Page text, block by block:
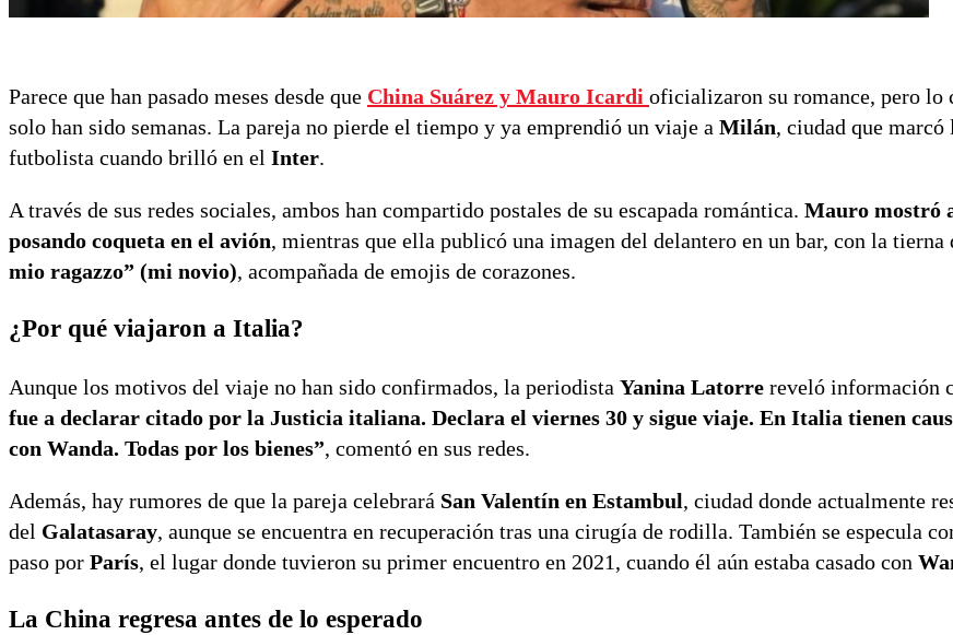
Parece que han pasado meses desde que China Suárez y Mauro Icardi oficializaron su romance, pero lo
solo han sido semanas. La pareja no pierde el tiempo y ya emprendió un viaje a Milán, ciudad que marcó
futbolista cuando brilló en el Inter.
A través de sus redes sociales, ambos han compartido postales de su escapada romántica. Mauro mostró
posando coqueta en el avión, mientras que ella publicó una imagen del delantero en un bar, con la tierna
mio ragazzo” (mi novio), acompañada de emojis de corazones.
¿Por qué viajaron a Italia?
Aunque los motivos del viaje no han sido confirmados, la periodista Yanina Latorre reveló información
fue a declarar citado por la Justicia italiana. Declara el viernes 30 y sigue viaje. En Italia tienen
con Wanda. Todas por los bienes”, comentó en sus redes.
Además, hay rumores de que la pareja celebrará San Valentín en Estambul, ciudad donde actualmente
del Galatasaray, aunque se encuentra en recuperación tras una cirugía de rodilla. También se especula
paso por París, el lugar donde tuvieron su primer encuentro en 2021, cuando él aún estaba casado con
La China regresa antes de lo esperado